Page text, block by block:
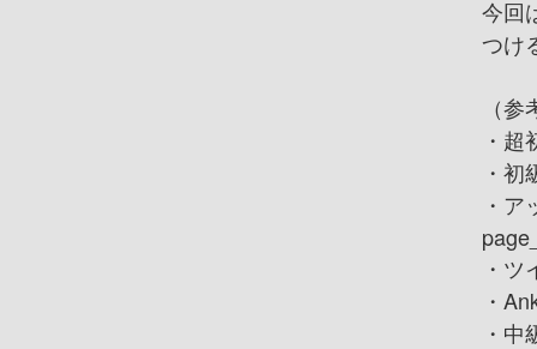
今回
つけ
（
・
・
・
・
・
・